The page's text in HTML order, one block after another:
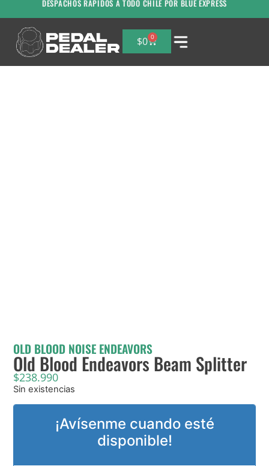
DESPACHOS RAPIDOS A TODO CHILE POR BLUE EXPRESS
$0 0
OLD BLOOD NOISE ENDEAVORS
Old Blood Endeavors Beam Splitter
$238.990
Sin existencias
¡Avísenme cuando esté
disponible!